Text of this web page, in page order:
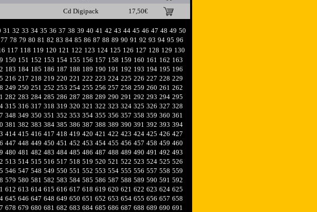
Cd Digipack 17,50€
31 32 33 34 35 36 37 38 39 40 41 42 43 44 45 46 47 48 49 50
77 78 79 80 81 82 83 84 85 86 87 88 89 90 91 92 93 94 95 96
117 118 119 120 121 122 123 124 125 126 127 128 129 130
150 151 152 153 154 155 156 157 158 159 160 161 162 163
183 184 185 186 187 188 189 190 191 192 193 194 195 196
216 217 218 219 220 221 222 223 224 225 226 227 228 229
249 250 251 252 253 254 255 256 257 258 259 260 261 262
282 283 284 285 286 287 288 289 290 291 292 293 294 295
315 316 317 318 319 320 321 322 323 324 325 326 327 328
348 349 350 351 352 353 354 355 356 357 358 359 360 361
381 382 383 384 385 386 387 388 389 390 391 392 393 394
414 415 416 417 418 419 420 421 422 423 424 425 426 427
447 448 449 450 451 452 453 454 455 456 457 458 459 460
480 481 482 483 484 485 486 487 488 489 490 491 492 493
513 514 515 516 517 518 519 520 521 522 523 524 525 526
546 547 548 549 550 551 552 553 554 555 556 557 558 559
579 580 581 582 583 584 585 586 587 588 589 590 591 592
612 613 614 615 616 617 618 619 620 621 622 623 624 625
645 646 647 648 649 650 651 652 653 654 655 656 657 658
678 679 680 681 682 683 684 685 686 687 688 689 690 691